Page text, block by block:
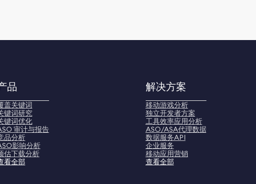
品
盖关键词
键词研究
键词优化
审计与报告
品分析
影响分析
估下载分析
看全部
解决方案
移动游戏分析
独立开发者方案
工具效率应用分析
ASO/ASA代理数据
数据服务API
企业服务
移动应用营销
查看全部